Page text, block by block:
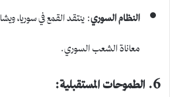
النظام السوري: ينتقد القمع في سوريا،
معاناة الشعب السوري.
6. الطموحات المستقبلية: